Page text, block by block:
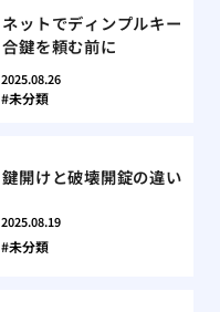
ネットでディンプルキー
合鍵を頼む前に
2025.08.26
未分類
鍵開けと破壊開錠の違い
2025.08.19
未分類